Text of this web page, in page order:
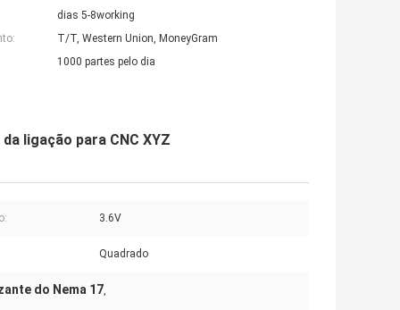
dias 5-8working
T/T, Western Union, MoneyGram
1000 partes pelo dia
ligação para CNC XYZ
3.6V
Quadrado
do Nema 17,